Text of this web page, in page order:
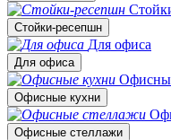
Стойки-ресепшн
Для офиса
Для офиса
Офисные кухни
Офисные стеллажи